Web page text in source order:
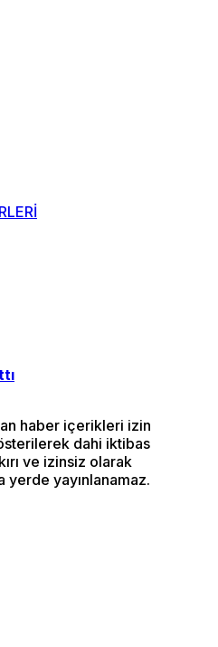
haber içerikleri izin
dahi iktibas
ve izinsiz olarak
yerde yayınlanamaz.